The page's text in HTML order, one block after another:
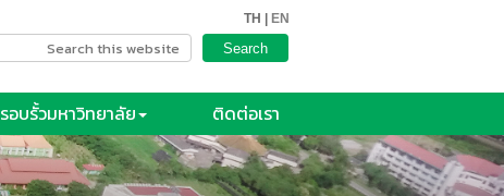
TH | EN
รอบรั้วมหาวิทยาลัย ติดต่อเรา